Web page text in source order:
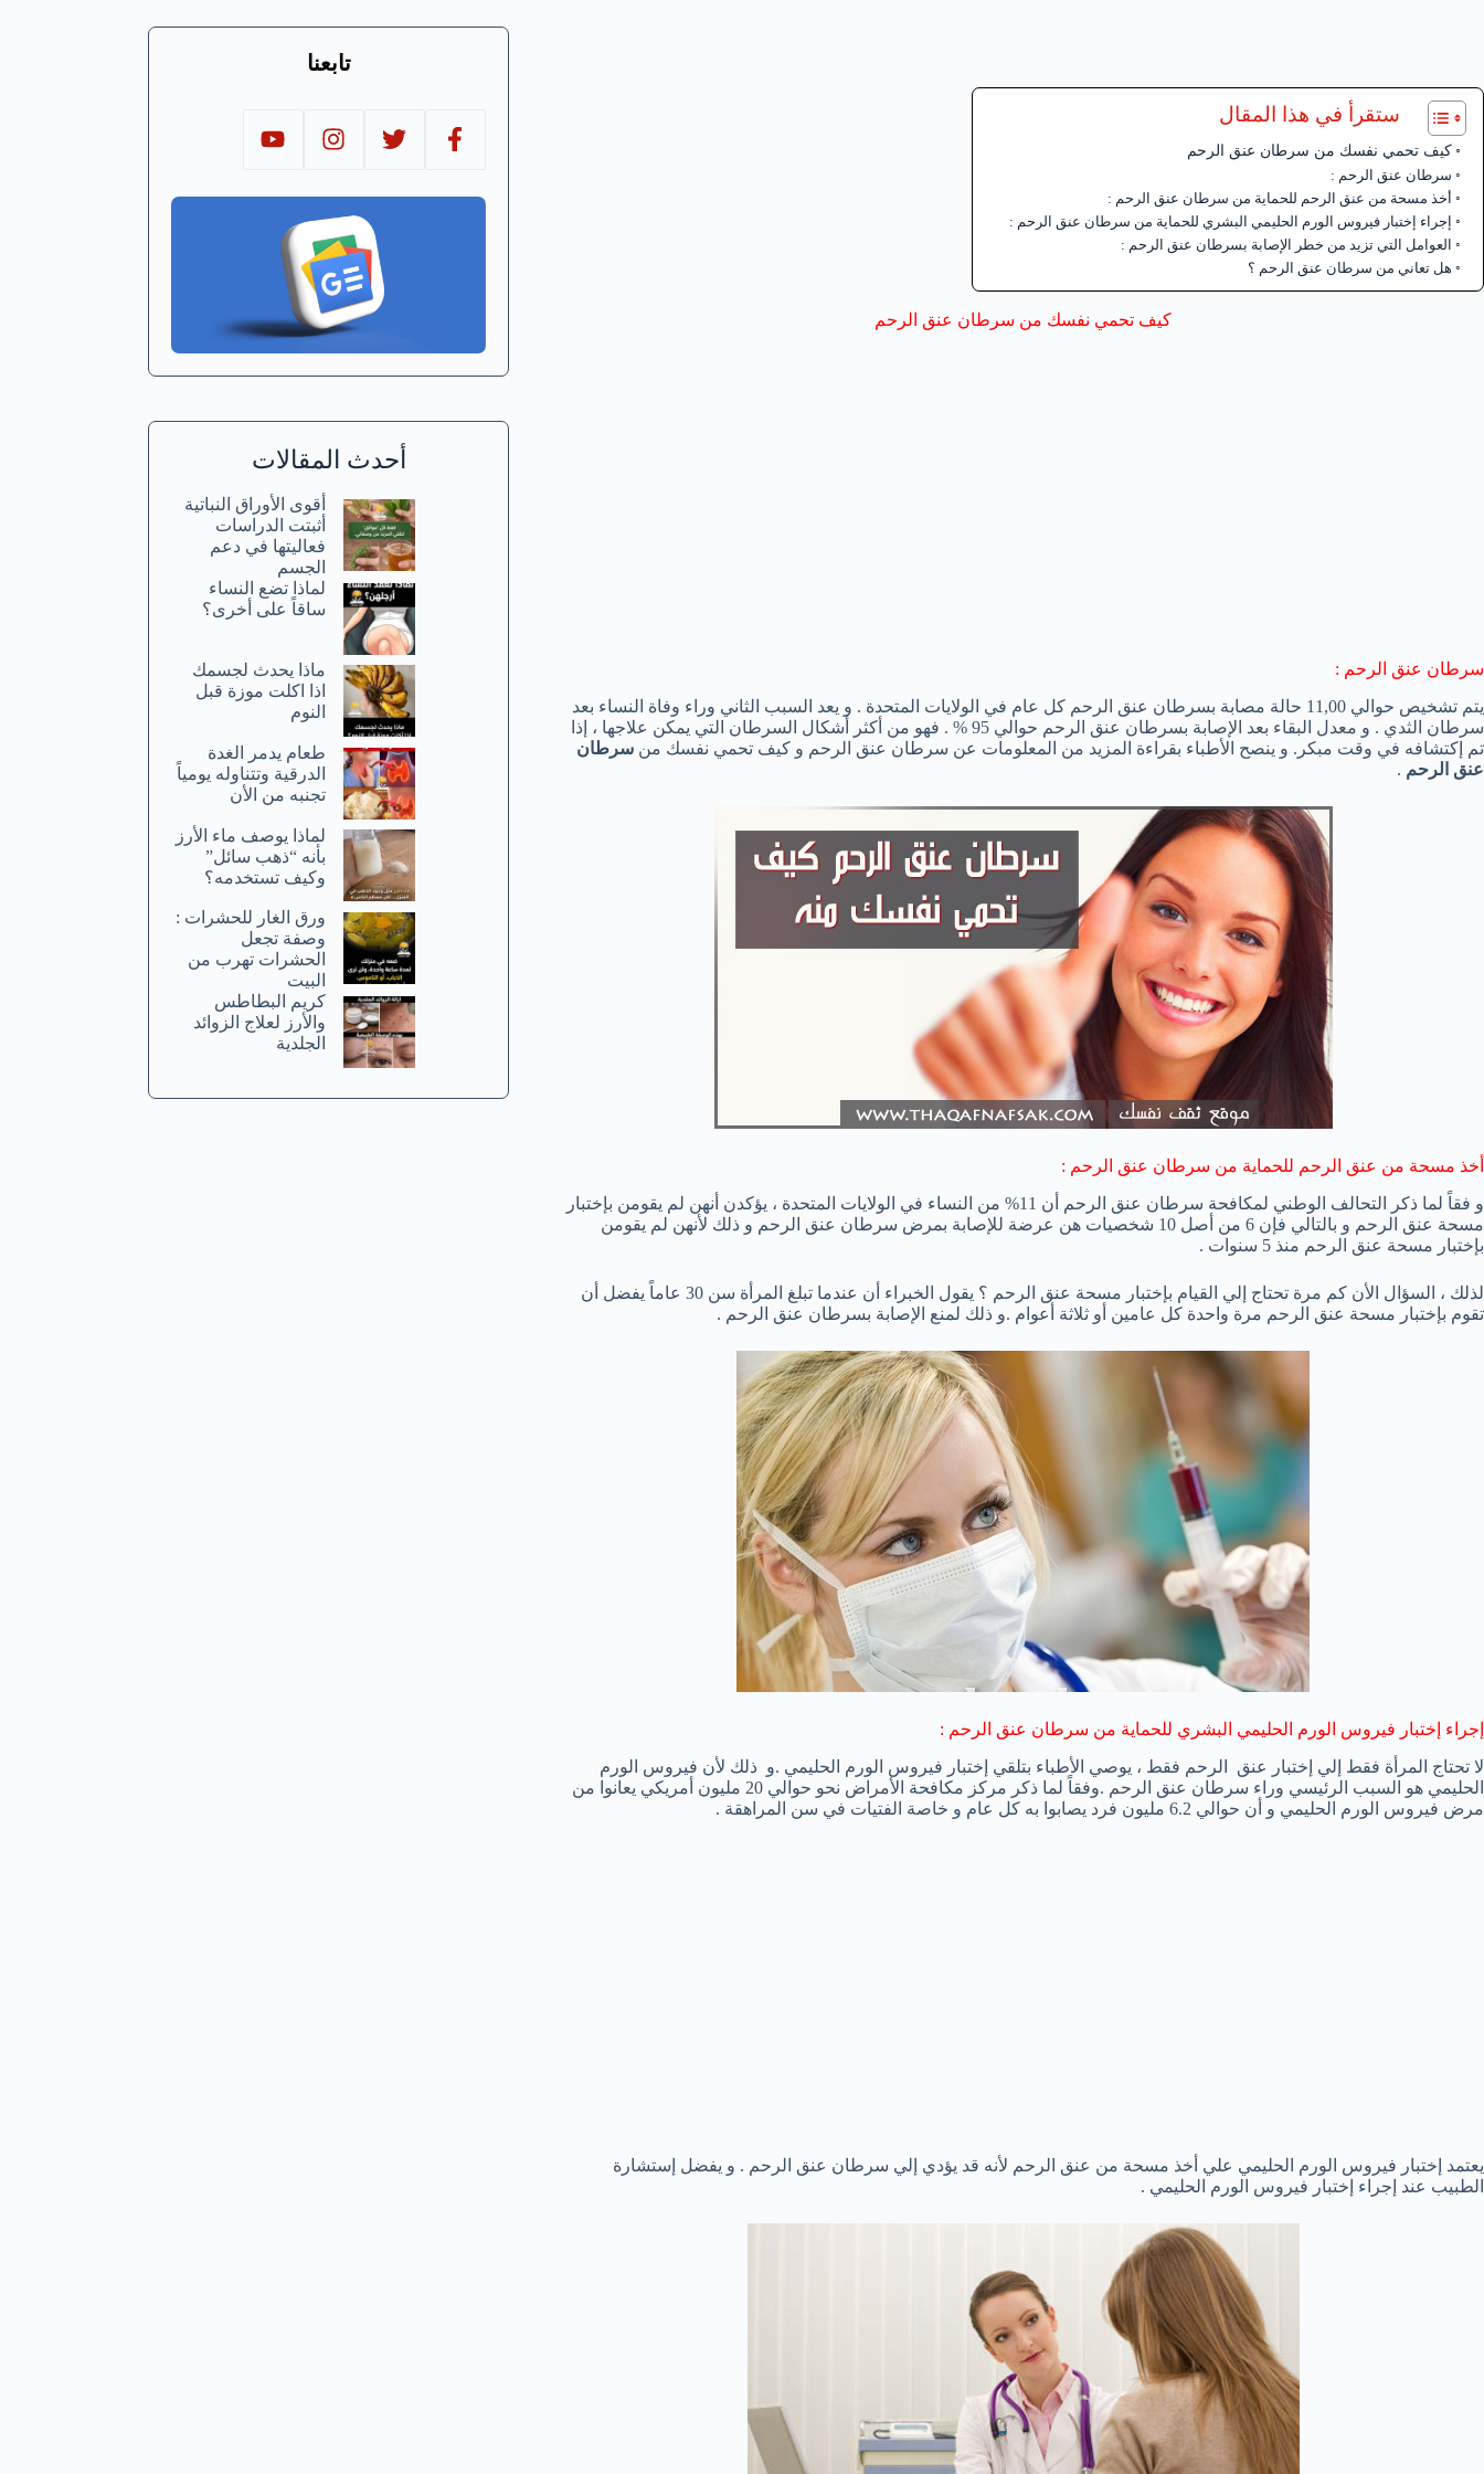
ستقرأ في هذا المقال
كيف تحمي نفسك من سرطان عنق الرحم
سرطان عنق الرحم :
أخذ مسحة من عنق الرحم للحماية من سرطان عنق الرحم :
إجراء إختبار فيروس الورم الحليمي البشري للحماية من سرطان عنق الرحم :
العوامل التي تزيد من خطر الإصابة بسرطان عنق الرحم :
هل تعاني من سرطان عنق الرحم ؟
كيف تحمي نفسك من سرطان عنق الرحم
سرطان عنق الرحم :
يتم تشخيص حوالي 11,00 حالة مصابة بسرطان عنق الرحم كل عام في الولايات المتحدة . و يعد السبب الثاني وراء وفاة النساء بعد
سرطان الثدي . و معدل البقاء بعد الإصابة بسرطان عنق الرحم حوالي 95 % . فهو من أكثر أشكال السرطان التي يمكن علاجها ، إذا
تم إكتشافه في وقت مبكر. و ينصح الأطباء بقراءة المزيد من المعلومات عن سرطان عنق الرحم و كيف تحمي نفسك من سرطان
عنق الرحم .
أخذ مسحة من عنق الرحم للحماية من سرطان عنق الرحم :
و فقاً لما ذكر التحالف الوطني لمكافحة سرطان عنق الرحم أن 11% من النساء في الولايات المتحدة ، يؤكدن أنهن لم يقومن بإختبار
مسحة عنق الرحم و بالتالي فإن 6 من أصل 10 شخصيات هن عرضة للإصابة بمرض سرطان عنق الرحم و ذلك لأنهن لم يقومن
بإختبار مسحة عنق الرحم منذ 5 سنوات .
لذلك ، السؤال الأن كم مرة تحتاج إلي القيام بإختبار مسحة عنق الرحم ؟ يقول الخبراء أن عندما تبلغ المرأة سن 30 عاماً يفضل أن
تقوم بإختبار مسحة عنق الرحم مرة واحدة كل عامين أو ثلاثة أعوام .و ذلك لمنع الإصابة بسرطان عنق الرحم .
إجراء إختبار فيروس الورم الحليمي البشري للحماية من سرطان عنق الرحم :
لا تحتاج المرأة فقط إلي إختبار عنق الرحم فقط ، يوصي الأطباء بتلقي إختبار فيروس الورم الحليمي .و ذلك لأن فيروس الورم
الحليمي هو السبب الرئيسي وراء سرطان عنق الرحم .وفقاً لما ذكر مركز مكافحة الأمراض نحو حوالي 20 مليون أمريكي يعانوا من
مرض فيروس الورم الحليمي و أن حوالي 6.2 مليون فرد يصابوا به كل عام و خاصة الفتيات في سن المراهقة .
يعتمد إختبار فيروس الورم الحليمي علي أخذ مسحة من عنق الرحم لأنه قد يؤدي إلي سرطان عنق الرحم . و يفضل إستشارة
الطبيب عند إجراء إختبار فيروس الورم الحليمي .
تابعنا
أحدث المقالات
أقوى الأوراق النباتية
أثبتت الدراسات
فعاليتها في دعم
الجسم
لماذا تضع النساء
ساقاً على أخرى؟
ماذا يحدث لجسمك
اذا اكلت موزة قبل
النوم
طعام يدمر الغدة
الدرقية وتتناوله يومياً
تجنبه من الأن
لماذا يوصف ماء الأرز
بأنه “ذهب سائل”
وكيف تستخدمه؟
ورق الغار للحشرات :
وصفة تجعل
الحشرات تهرب من
البيت
كريم البطاطس
والأرز لعلاج الزوائد
الجلدية